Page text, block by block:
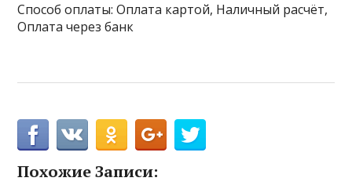
Способ оплаты: Оплата картой, Наличный расчёт,
Оплата через банк
Похожие Записи: